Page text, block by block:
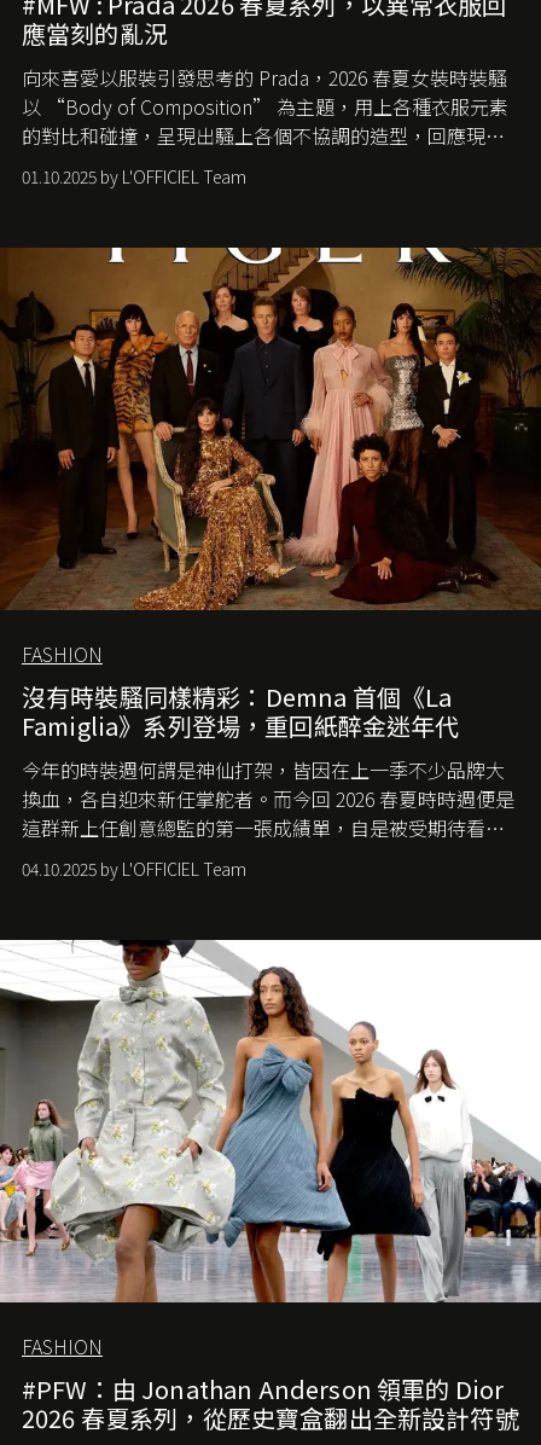
應當刻的亂況
向來喜愛以服裝引發思考的 Prada，2026 春夏女裝時裝騷
以 “Body of Composition” 為主題，用上各種衣服元素
的對比和碰撞，呈現出騷上各個不協調的造型，回應現今
社會各種資訊、文化超載的現象。
01.10.2025 by L'OFFICIEL Team
FASHION
沒有時裝騷同樣精彩：Demna 首個《La
Famiglia》系列登場，重回紙醉金迷年代
今年的時裝週何謂是神仙打架，皆因在上一季不少品牌大
換血，各自迎來新任掌舵者。而今回 2026 春夏時時週便是
這群新上任創意總監的第一張成績單，自是被受期待看他
們如何各顯神通。意大利老牌 Gucci 在過去幾個季度業績
難已救回，開雲集團任命成功曾翻轉 Balenciaga 的愛將
團市值一日蒸發 30 億美元，大眾擔心走得太前的 Demna
會忽略品牌的美學基礎，最後變成三不像。而從剛剛推出
的首作所造成的話題及關注度，我們便知道 Demna 沒這麼
簡單，一個嶄新的 Gucci 時代已經展開！
04.10.2025 by L'OFFICIEL Team
FASHION
#PFW：由 Jonathan Anderson 領軍的 Dior
2026 春夏系列，從歷史寶盒翻出全新設計符號